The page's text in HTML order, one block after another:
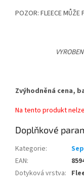
POZOR: FLEECE MŮŽE
Zvýhodněná cena,
Na tento produkt
Doplňkové
Kategorie:
EAN:
Dotyková vrstva: